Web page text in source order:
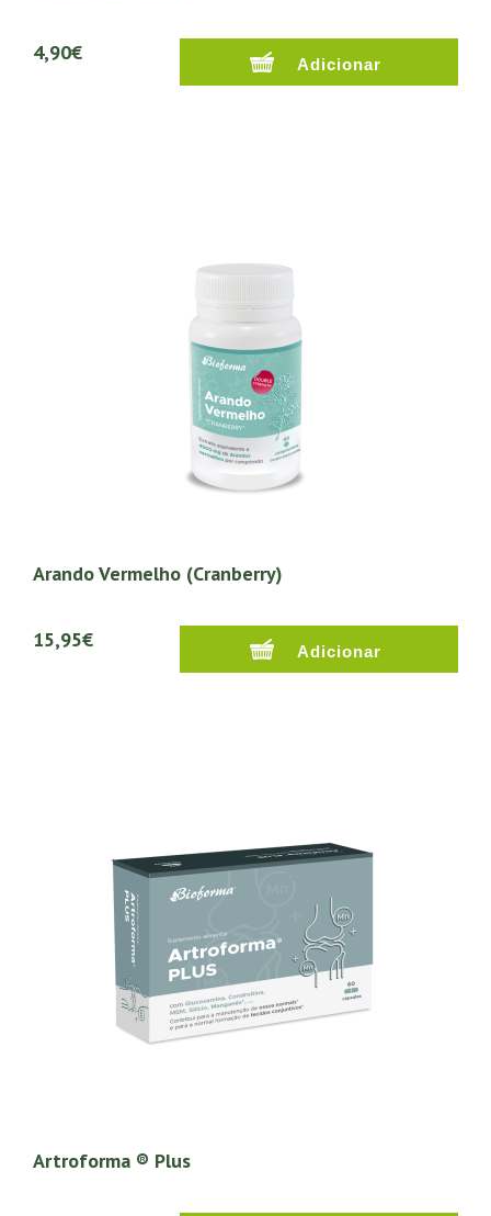
4,90€
Arando Vermelho (Cranberry)
15,95€
Artroforma ® Plus